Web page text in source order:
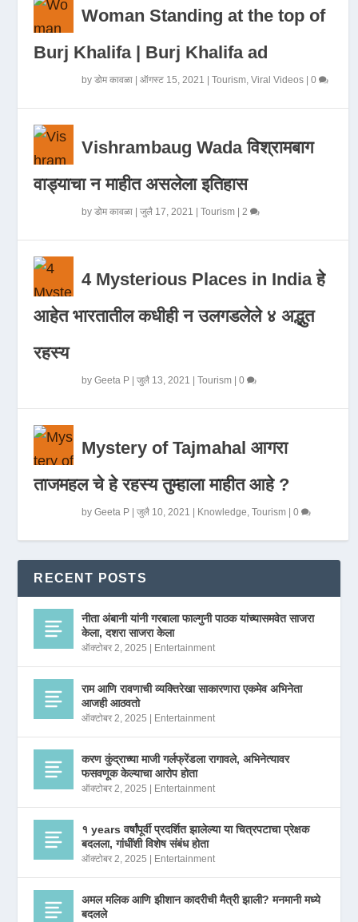
Woman Standing at the top of
Burj Khalifa | Burj Khalifa ad
byडोम कावळा |ऑगस्ट 15, 2021 |Tourism,Viral Videos |0
Vishrambaug Wada विश्रामबाग
वाड्याचा न माहीत असलेला इतिहास
byडोम कावळा |जुलै 17, 2021 |Tourism |2
4 Mysterious Places in India हे
आहेत भारतातील कधीही न उलगडलेले ४ अद्भुत
रहस्य
byGeeta P |जुलै 13, 2021 |Tourism |0
Mystery of Tajmahal आगरा
ताजमहल चे हे रहस्य तुम्हाला माहीत आहे ?
byGeeta P |जुलै 10, 2021 Knowledge,Tourism |0
RECENT POSTS
नीता अंबानी यांनी गरबाला फाल्गुनी पाठक यांच्यासमवेत साजरा
केला, दशरा साजरा केला
ऑक्टोबर 2, 2025 Entertainment
राम आणि रावणाची व्यक्तिरेखा साकारणारा एकमेव अभिनेता
आजही आठवतो
ऑक्टोबर 2, 2025 Entertainment
करण कुंद्राच्या माजी गर्लफ्रेंडला रागावले, अभिनेत्यावर
फसवणूक केल्याचा आरोप होता
ऑक्टोबर 2, 2025 Entertainment
१ years वर्षांपूर्वी प्रदर्शित झालेल्या या चित्रपटाचा प्रेक्षक
बदलला, गांधींशी विशेष संबंध होता
ऑक्टोबर 2, 2025 Entertainment
अमल मलिक आणि झीशान कादरीची मैत्री झाली? मनमानी मध्ये
बदलले